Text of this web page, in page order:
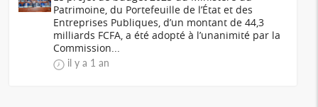
Patrimoine, du Portefeuille de l’État et des
Entreprises Publiques, d’un montant de 44,3
milliards FCFA, a été adopté à l’unanimité par la
Commission...
il y a 1 an